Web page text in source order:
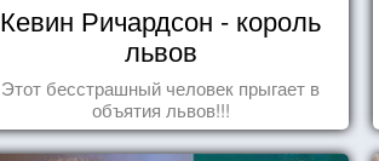
Кевин Ричардсон - король
львов
Этот бесстрашный человек прыгает в
объятия львов!!!